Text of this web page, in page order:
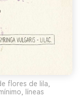
flores de lila,
líneas